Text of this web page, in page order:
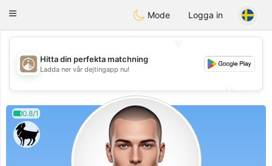
ahebik
Toggle
Mode Logga in
💖
💕
Hitta din perfekta matchning
Ladda ner vår dejtingapp nu!
0.8/1